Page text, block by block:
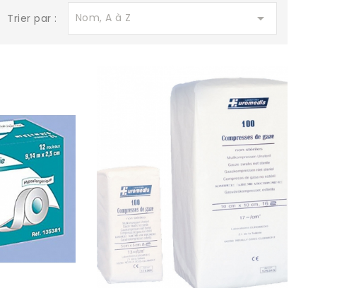
Trier par : Nom, A à Z 